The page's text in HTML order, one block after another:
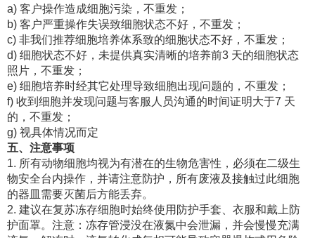
a) 客户操作造成细胞污染，不重发；
b) 客户严重操作失误致细胞状态不好，不重发；
c) 非我们推荐细胞培养体系致的细胞状态不好，不重发；
d) 细胞状态不好，未提供真实清晰的培养前3 天的细胞状态
照片，不重发；
e) 细胞培养时经其它处理导致细胞出现问题的，不重发；
f) 收到细胞并发现问题与客服人员沟通的时间证明大于7 天
的，不重发；
g) 视具体情况而定
五、注意事项
1. 所有动物细胞均视为有潜在的生物危害性，必须在二级生
物安全台内操作，并请注意防护，所有废液及接触过此细胞
的器皿需要灭菌后方能丢弃。
2. 建议在复苏冻存细胞时始终使用防护手套、衣服和戴上防
护面罩。注意：冻存管浸没在液氮中会泄漏，并会慢慢充满